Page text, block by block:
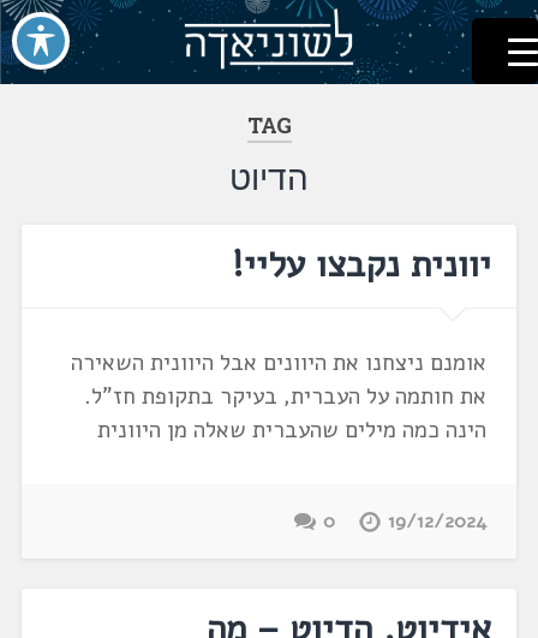
דלג
לתוכן
לשוניאדה
עברית. לשון. שפה
TAG
הדיוט
יוונית נקבצו עליי!
אומנם ניצחנו את היוונים אבל היוונית השאירה
את חותמה על העברית, בעיקר בתקופת חז"ל.
הינה כמה מילים שהעברית שאלה מן היוונית
19/12/2024
0